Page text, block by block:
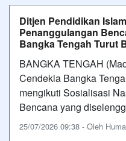
Ditjen Pendidikan
Penanggulangan
Bangka Tengah Turut
BANGKA TENGAH
Cendekia Bangka
mengikuti Sosialisasi
Bencana yang
25/07/2026 09:38 - Oleh